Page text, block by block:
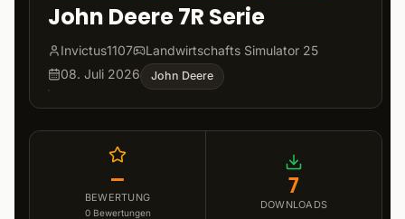
John Deere 7R Serie
Invictus1107
Landwirtschafts Simulator 25
08. Juli 2026
John Deere
–
BEWERTUNG
0 Bewertungen
7
DOWNLOADS